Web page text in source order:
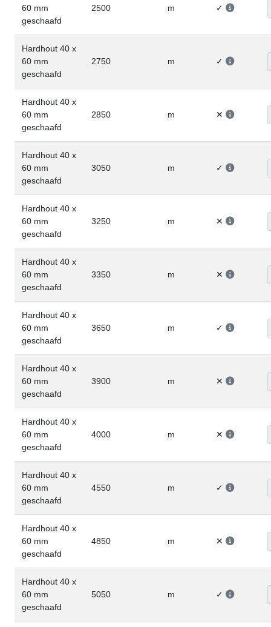
60 mm
geschaafd
2500 m ✓
Hardhout 40 x
60 mm
geschaafd
2750 m ✓
Hardhout 40 x
60 mm
geschaafd
2850 m ✕
Hardhout 40 x
60 mm
geschaafd
3050 m ✓
Hardhout 40 x
60 mm
geschaafd
3250 m ✕
Hardhout 40 x
60 mm
geschaafd
3350 m ✕
Hardhout 40 x
60 mm
geschaafd
3650 m ✓
Hardhout 40 x
60 mm
geschaafd
3900 m ✕
Hardhout 40 x
60 mm
geschaafd
4000 m ✕
Hardhout 40 x
60 mm
geschaafd
4550 m ✓
Hardhout 40 x
60 mm
geschaafd
4850 m ✕
Hardhout 40 x
60 mm
geschaafd
5050 m ✓